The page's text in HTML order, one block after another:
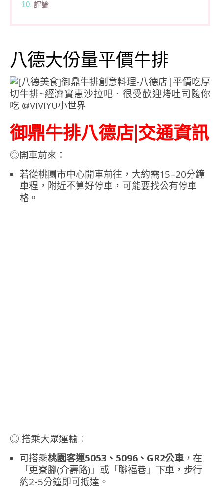
評論
八德大份量平價牛排
御鼎牛排八德店|交通資訊
◎開車前來：
若從桃園市中心開車前往，大約需15–20分鐘
車程，附近不算好停車，可能要找公有停車
格。
◎ 搭乘大眾運輸：
可搭乘桃園客運5053、5096、GR2公車 ，在
「更寮腳(介壽路)」或「聯福巷」下車，步行
約2-5分鐘即可抵達。